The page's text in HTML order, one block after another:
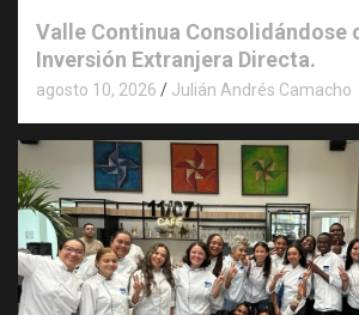
Valle Continua Consolidándose
Inversión Extranjera Directa.
agosto 10, 2026 Julián Andrés Camacho